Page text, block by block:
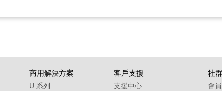
商用解決方案
U 系列
客戶支援
支援中心
社
會